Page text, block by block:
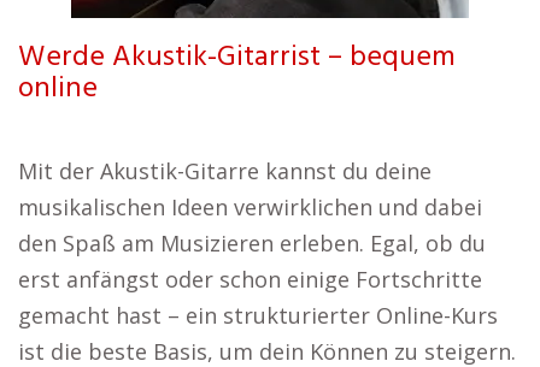
Werde Akustik-Gitarrist – bequem
online
Mit der Akustik-Gitarre kannst du deine
musikalischen Ideen verwirklichen und dabei
den Spaß am Musizieren erleben. Egal, ob du
erst anfängst oder schon einige Fortschritte
gemacht hast – ein strukturierter Online-Kurs
ist die beste Basis, um dein Können zu steigern.